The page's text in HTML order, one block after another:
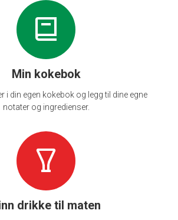
Min kokebok
i din egen kokebok og legg til dine egne
notater og ingredienser.
drikke til maten